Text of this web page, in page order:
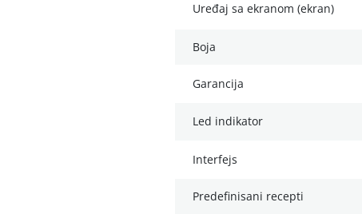
uređaj sa ekranom (ekran)
boja
garancija
led indikator
interfejs
predefinisani recepti